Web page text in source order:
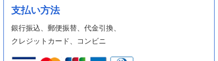
支払い方法
銀行振込、郵便振替、代金引換、
クレジットカード、コンビニ